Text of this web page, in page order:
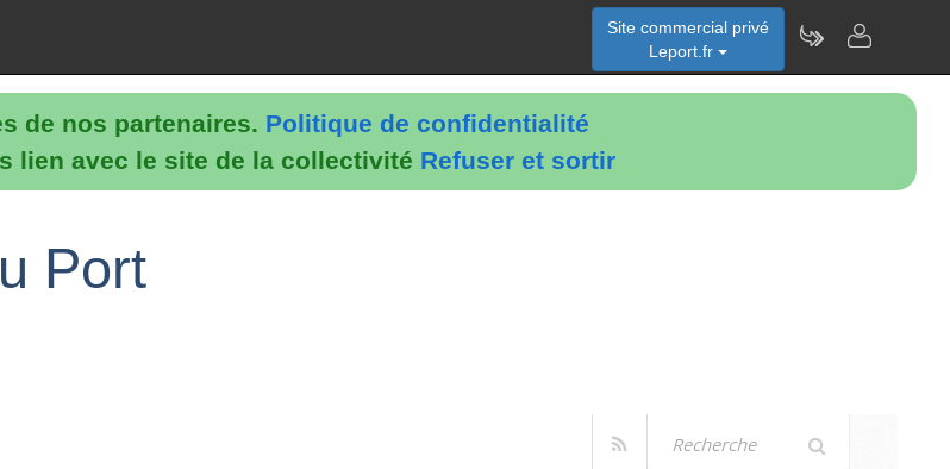
de nos partenaires. Politique de confidentialité
lien avec le site de la collectivité Refuser et sortir
Site commercial privé
Leport.fr
Port